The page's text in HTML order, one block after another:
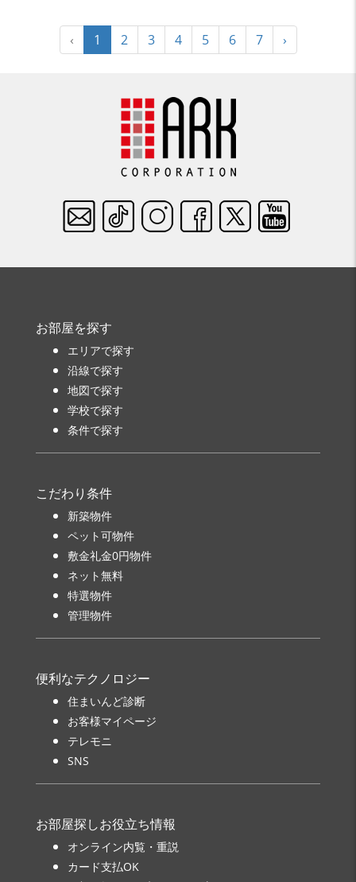
‹ 1 2 3 4 5 6 7 ›
お部屋を探す
エリアで探す
沿線で探す
地図で探す
学校で探す
条件で探す
こだわり条件
新築物件
ペット可物件
敷金礼金0円物件
ネット無料
特選物件
管理物件
便利なテクノロジー
住まいんど診断
お客様マイページ
テレモニ
SNS
お部屋探しお役立ち情報
オンライン内覧・重説
カード支払OK